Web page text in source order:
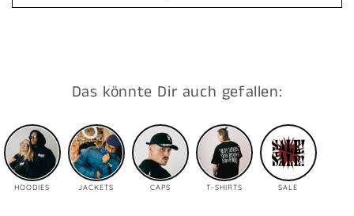
Das könnte Dir auch gefallen:
HOODIES JACKETS CAPS T-SHIRTS SALE